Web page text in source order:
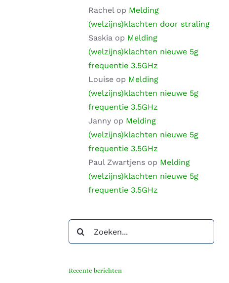
Rachelop Melding
(welzijns)klachten door straling
Saskiaop Melding
(welzijns)klachten nieuwe 5g
frequentie 3.5GHz
Louiseop Melding
(welzijns)klachten nieuwe 5g
frequentie 3.5GHz
Jannyop Melding
(welzijns)klachten nieuwe 5g
frequentie 3.5GHz
Paul Zwartjensop Melding
(welzijns)klachten nieuwe 5g
frequentie 3.5GHz
naar:
Recente berichten